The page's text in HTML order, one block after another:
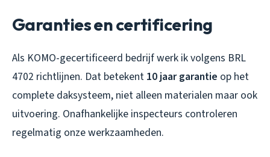
Garanties en certificering
Als KOMO-gecertificeerd bedrijf werk ik volgens BRL
4702 richtlijnen. Dat betekent 10 jaar garantie op het
complete daksysteem, niet alleen materialen maar ook
uitvoering. Onafhankelijke inspecteurs controleren
regelmatig onze werkzaamheden.